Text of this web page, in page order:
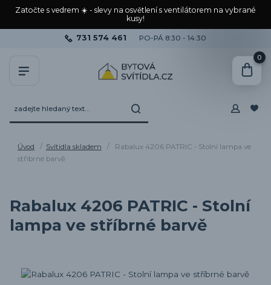
Zatočte s vedrem ☀️ - slevy na osvětlení s ventilátorem na vybrané
kusy!
731 574 461 PO-PÁ 8:30 - 14:30
0
Úvod Svítidla skladem
Rabalux 4206 PATRIC - Stolní lampa ve
stříbrné barvě
Rabalux 4206 PATRIC - Stolní
lampa ve stříbrné barvě